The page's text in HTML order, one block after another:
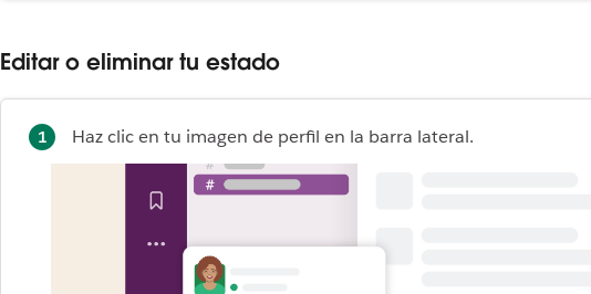
Editar o eliminar tu estado
Haz clic en tu imagen de perfil en la barra lateral.